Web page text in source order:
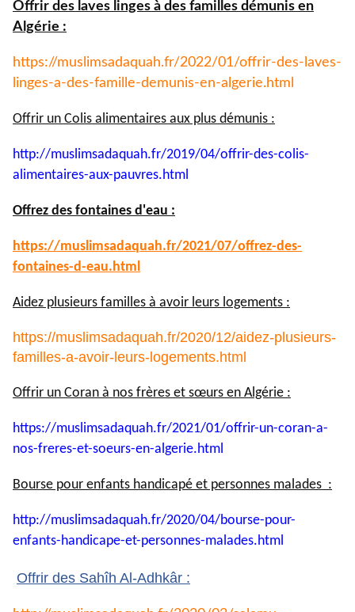
Offrir des laves linges à des familles démunis en
Algérie :
https://muslimsadaquah.fr/2022/01/offrir-des-laves-
linges-a-des-famille-demunis-en-algerie.html
Offrir un Colis alimentaires aux plus démunis :
http://muslimsadaquah.fr/2019/04/offrir-des-colis-
alimentaires-aux-pauvres.html
Offrez des fontaines d'eau :
https://muslimsadaquah.fr/2021/07/offrez-des-
fontaines-d-eau.html
Aidez plusieurs familles à avoir leurs logements :
https://muslimsadaquah.fr/2020/12/aidez-plusieurs-
familles-a-avoir-leurs-logements.html
Offrir un Coran à nos frères et sœurs en Algérie :
https://muslimsadaquah.fr/2021/01/offrir-un-coran-a-
nos-freres-et-soeurs-en-algerie.html
Bourse pour enfants handicapé et personnes malades :
http://muslimsadaquah.fr/2020/04/bourse-pour-
enfants-handicape-et-personnes-malades.html
Offrir des Sahîh Al-Adhkâr :